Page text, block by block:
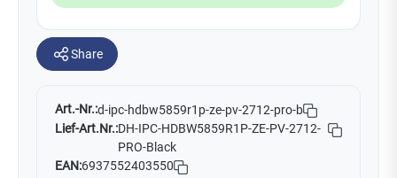
Share
Art.-Nr.:d-ipc-hdbw5859r1p-ze-pv-2712-pro-b
Lief-Art.Nr.:DH-IPC-HDBW5859R1P-ZE-PV-2712-
PRO-Black
EAN:6937552403550